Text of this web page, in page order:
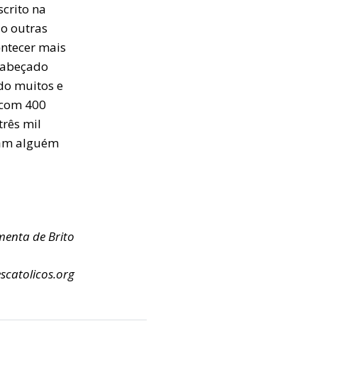
na
outras
mais
muitos e
400
mil
alguém
de Brito